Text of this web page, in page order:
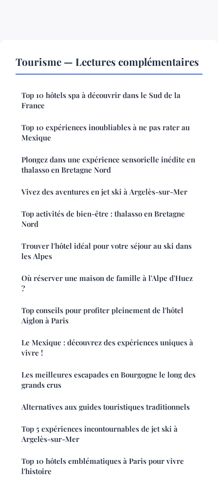
Tourisme — Lectures complémentaires
Top 10 hôtels spa à découvrir dans le Sud de la
France
Top 10 expériences inoubliables à ne pas rater au
Mexique
Plongez dans une expérience sensorielle inédite en
thalasso en Bretagne Nord
Vivez des aventures en jet ski à Argelès-sur-Mer
Top activités de bien-être : thalasso en Bretagne
Nord
Trouver l'hôtel idéal pour votre séjour au ski dans
les Alpes
Où réserver une maison de famille à l'Alpe d'Huez
?
Top conseils pour profiter pleinement de l'hôtel
Aiglon à Paris
Le Mexique : découvrez des expériences uniques à
vivre !
Les meilleures escapades en Bourgogne le long des
grands crus
Alternatives aux guides touristiques traditionnels
Top 5 expériences incontournables de jet ski à
Argelès-sur-Mer
Top 10 hôtels emblématiques à Paris pour vivre
l'histoire